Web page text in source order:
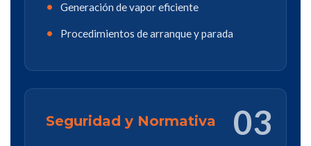
Generación de vapor eficiente
Procedimientos de arranque y parada
03
Seguridad y Normativa